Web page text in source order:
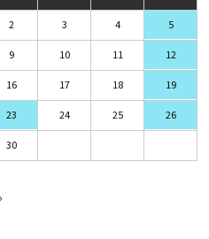
2 3 4 5
9 10 11 12
16 17 18 19
23 24 25 26
30